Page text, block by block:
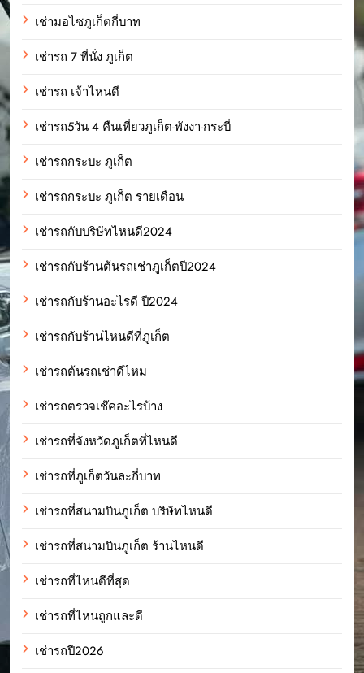
เช่ามอไซภูเก็ตกี่บาท
เช่ารถ 7 ที่นั่ง ภูเก็ต
เช่ารถ เจ้าไหนดี
เช่ารถ5วัน 4 คืนเที่ยวภูเก็ต-พังงา-กระบี่
เช่ารถกระบะ ภูเก็ต
เช่ารถกระบะ ภูเก็ต รายเดือน
เช่ารถกับบริษัทไหนดี2024
เช่ารถกับร้านต้นรถเช่าภูเก็ตปี2024
เช่ารถกับร้านอะไรดี ปี2024
เช่ารถกับร้านไหนดีที่ภูเก็ต
เช่ารถต้นรถเช่าดีไหม
เช่ารถตรวจเช๊คอะไรบ้าง
เช่ารถที่จังหวัดภูเก็ตที่ไหนดี
เช่ารถที่ภูเก็ตวันละกี่บาท
เช่ารถที่สนามบินภูเก็ต บริษัทไหนดี
เช่ารถที่สนามบินภูเก็ต ร้านไหนดี
เช่ารถที่ไหนดีที่สุด
เช่ารถที่ไหนถูกและดี
เช่ารถปี2026